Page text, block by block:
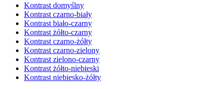
Kontrast domyślny
Kontrast czarno-biały
Kontrast biało-czarny
Kontrast żółto-czarny
Kontrast czarno-żółty
Kontrast czarno-zielony
Kontrast zielono-czarny
Kontrast żółto-niebieski
Kontrast niebiesko-żółty